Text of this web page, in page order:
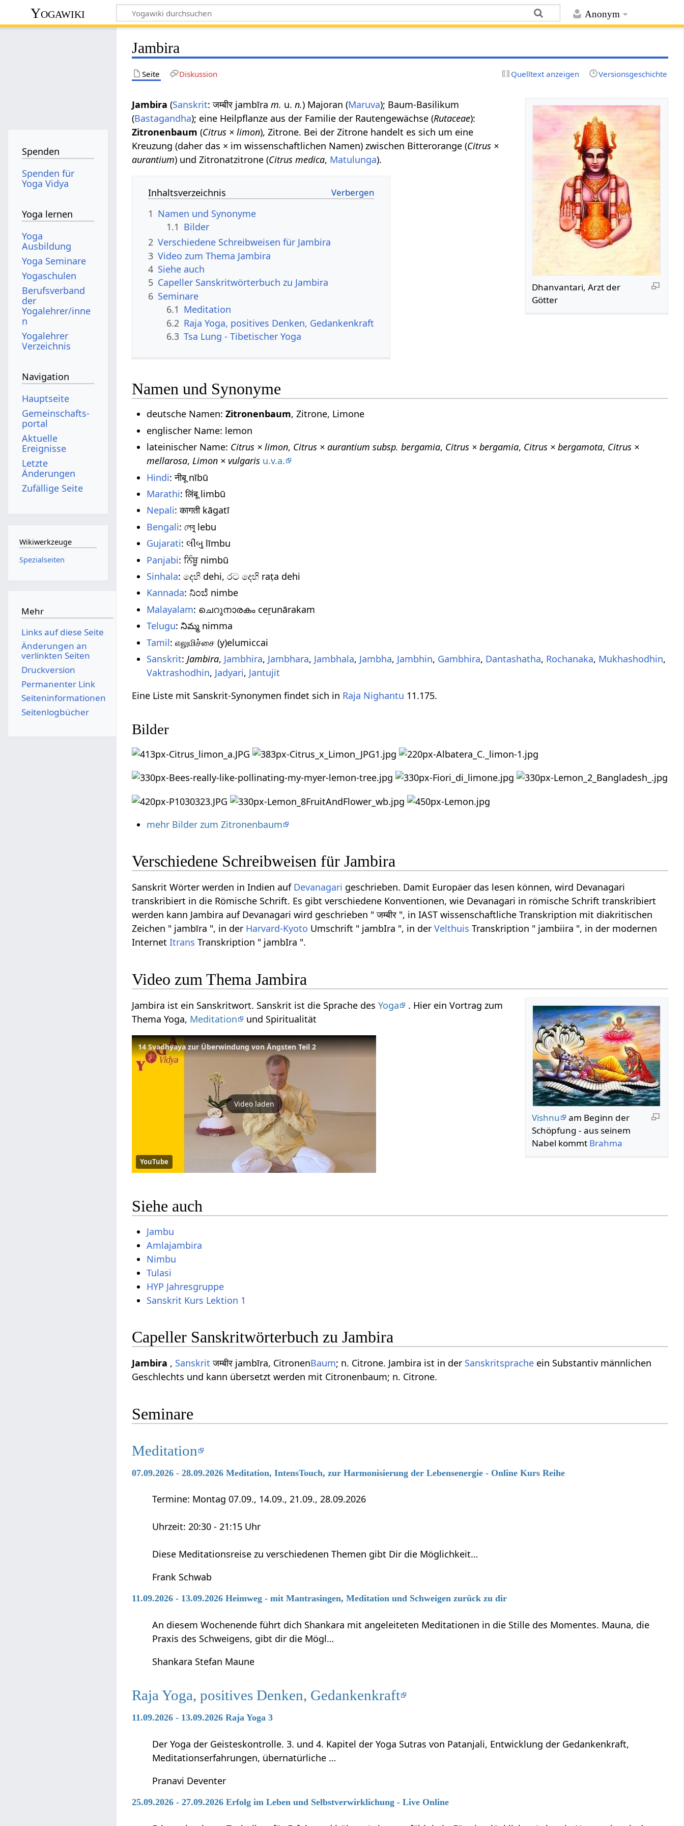
Anonym
Yogawiki
Jambira
Seite Diskussion Quelltext anzeigen Versionsgeschichte
Dhanvantari, Arzt der
Götter
Jambira (Sanskrit: जम्बीर jambīram. u.n.) Majoran (Maruva); Baum-Basilikum
(Bastagandha); eine Heilpflanze aus der Familie der Rautengewächse (Rutaceae):
Zitronenbaum (Citrus × limon), Zitrone. Bei der Zitrone handelt es sich um eine
Kreuzung (daher das × im wissenschaftlichen Namen) zwischen Bitterorange (Citrus ×
aurantium) und Zitronatzitrone (Citrus medica, Matulunga).
Inhaltsverzeichnis
1 Namen und Synonyme
1.1 Bilder
2 Verschiedene Schreibweisen für Jambira
3 Video zum Thema Jambira
4 Siehe auch
5 Capeller Sanskritwörterbuch zu Jambira
6 Seminare
6.1 Meditation
6.2 Raja Yoga, positives Denken, Gedankenkraft
6.3 Tsa Lung - Tibetischer Yoga
Namen und Synonyme
deutsche Namen:Zitronenbaum, Zitrone, Limone
englischer Name: lemon
lateinischer Name: Citrus × limon, Citrus × aurantium subsp. bergamia, Citrus × bergamia, Citrus × bergamota, Citrus ×
mellarosa,Limon × vulgaris u.v.a.
Hindi: नीबू nībū
Marathi: लिंबू limbū
Nepali: कागती kāgatī
Bengali: লেবু lebu
Gujarati: લીંબુ līmbu
Panjabi: ਨਿੰਬੂ nimbū
Sinhala: දෙහි dehi, රට දෙහි raṭa dehi
Kannada: ನಿಂಬೆ nimbe
Malayalam: ചെറുനാരകം ceṟunārakam
Telugu: నిమ్మ nimma
Tamil: எலுமிச்சை (y)elumiccai
Sanskrit:Jambira, Jambhira, Jambhara, Jambhala, Jambha, Jambhin, Gambhira, Dantashatha, Rochanaka, Mukhashodhin,
Vaktrashodhin, Jadyari, Jantujit
Eine Liste mit Sanskrit-Synonymen findet sich in Raja Nighantu 11.175.
Bilder
mehr Bilder zum Zitronenbaum
Verschiedene Schreibweisen für Jambira
Sanskrit Wörter werden in Indien auf Devanagari geschrieben. Damit Europäer das lesen können, wird Devanagari
transkribiert in die Römische Schrift. Es gibt verschiedene Konventionen, wie Devanagari in römische Schrift transkribiert
werden kann Jambira auf Devanagari wird geschrieben " जम्बीर ", in IAST wissenschaftliche Transkription mit diakritischen
Zeichen " jambīra ", in der Harvard-Kyoto Umschrift " jambIra ", in derVelthuis Transkription " jambiira ", in der modernen
InternetItrans Transkription " jambIra ".
Video zum Thema Jambira
Vishnu
am Beginn der
Schöpfung - aus seinem
Nabel kommt Brahma
Jambira ist ein Sanskritwort. Sanskrit ist die Sprache desYoga
. Hier ein Vortrag zum
Thema Yoga, Meditation und Spiritualität
14 Svadhyaya zur Überwindung von Ängsten Teil 2
Video laden
YouTube
Siehe auch
Jambu
Amlajambira
Nimbu
Tulasi
HYP Jahresgruppe
Sanskrit Kurs Lektion 1
Capeller Sanskritwörterbuch zu Jambira
Jambira , Sanskrit जम्बीर jambīra, CitronenBaum; n. Citrone. Jambira ist in der Sanskritsprache ein Substantiv männlichen
Geschlechts und kann übersetzt werden mit Citronenbaum; n. Citrone.
Seminare
Meditation
07.09.2026 - 28.09.2026 Meditation, IntensTouch, zur Harmonisierung der Lebensenergie - Online Kurs Reihe
Termine: Montag 07.09., 14.09., 21.09., 28.09.2026
Uhrzeit: 20:30 - 21:15 Uhr
Diese Meditationsreise zu verschiedenen Themen gibt Dir die Möglichkeit…
Frank Schwab
11.09.2026 - 13.09.2026 Heimweg - mit Mantrasingen, Meditation und Schweigen zurück zu dir
An diesem Wochenende führt dich Shankara mit angeleiteten Meditationen in die Stille des Momentes. Mauna, die
Praxis des Schweigens, gibt dir die Mögl…
Shankara Stefan Maune
Raja Yoga, positives Denken, Gedankenkraft
11.09.2026 - 13.09.2026 Raja Yoga 3
Der Yoga der Geisteskontrolle. 3. und 4. Kapitel der Yoga Sutras von Patanjali, Entwicklung der Gedankenkraft,
Meditationserfahrungen, übernatürliche …
Pranavi Deventer
25.09.2026 - 27.09.2026 Erfolg im Leben und Selbstverwirklichung - Live Online
Spenden
Spenden für
Yoga Vidya
Yoga lernen
Yoga
Ausbildung
Yoga Seminare
Yogaschulen
Berufsverband
der
Yogalehrer/inne
n
Yogalehrer
Verzeichnis
Navigation
Hauptseite
Gemeinschafts­
portal
Aktuelle
Ereignisse
Letzte
Änderungen
Zufällige Seite
Wikiwerkzeuge
Spezialseiten
Mehr
Links auf diese Seite
Änderungen an
verlinkten Seiten
Druckversion
Permanenter Link
Seiten­­informationen
Seitenlogbücher